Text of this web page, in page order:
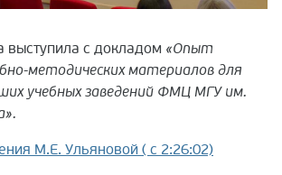
выступила с докладом «Опыт
методических материалов для
учебных заведений ФМЦ МГУ им.
М.Е. Ульяновой ( с 2:26:02)